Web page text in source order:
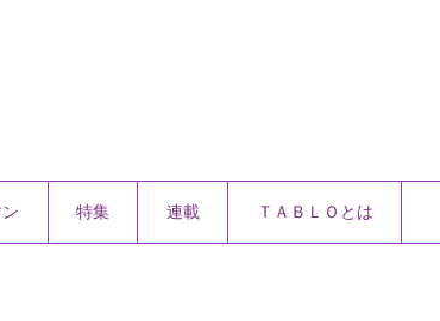
特集 連載 ＴＡＢＬＯとは